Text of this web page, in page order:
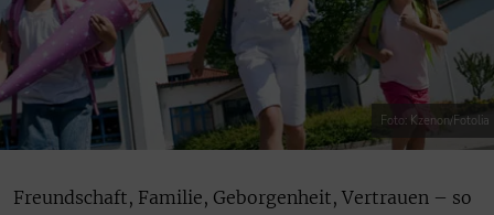
Foto: Kzenon/Fotolia
Freundschaft, Familie, Geborgenheit, Vertrauen – so